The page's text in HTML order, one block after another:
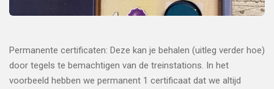
Permanente certificaten: Deze kan je behalen (uitleg verder hoe)
door tegels te bemachtigen van de treinstations. In het
voorbeeld hebben we permanent 1 certificaat dat we altijd